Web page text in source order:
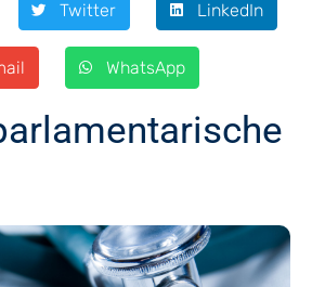
Twitter LinkedIn
WhatsApp